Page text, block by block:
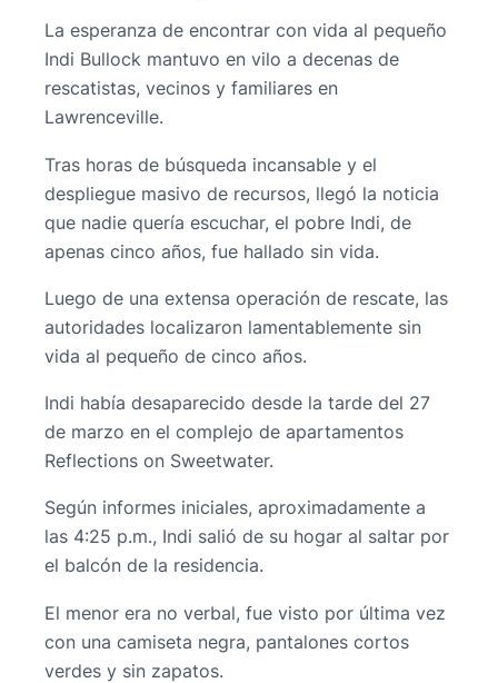
La esperanza de encontrar con vida al pequeño
Indi Bullock mantuvo en vilo a decenas de
rescatistas, vecinos y familiares en
Lawrenceville.
Tras horas de búsqueda incansable y el
despliegue masivo de recursos, llegó la noticia
que nadie quería escuchar, el pobre Indi, de
apenas cinco años, fue hallado sin vida.
Luego de una extensa operación de rescate, las
autoridades localizaron lamentablemente sin
vida al pequeño de cinco años.
Indi había desaparecido desde la tarde del 27
de marzo en el complejo de apartamentos
Reflections on Sweetwater.
Según informes iniciales, aproximadamente a
las 4:25 p.m., Indi salió de su hogar al saltar por
el balcón de la residencia.
El menor era no verbal, fue visto por última vez
con una camiseta negra, pantalones cortos
verdes y sin zapatos.